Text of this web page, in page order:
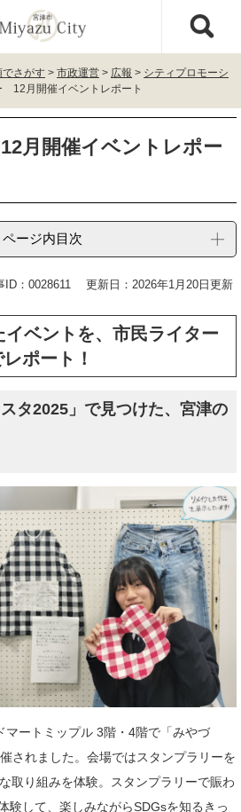
でさがす > 市政運営 > 広報 > シティプロモーシ
12月開催イベントレポート
月開催イベントレポー
ページ内目次
ID：0028611 更新日：2026年1月20日更新
ベントを、市民ライター
ポート！
タ2025」で見つけた、宮津の
ートミップル 3階・4階で「みやづ
されました。会場ではスタンプラリーを
取り組みを体験。スタンプラリーで賑わ
験して、楽しみながらSDGsを知るきっ